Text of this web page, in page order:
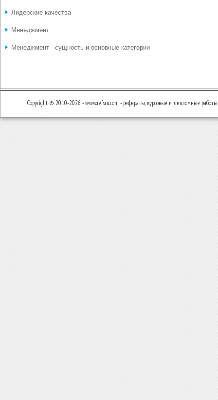
Лидерские качества
Менеджмент
Менеджмент - сущность и основные категории
Copyright © 2010-2026 - www.refsru.com - рефераты, курсовые и дипломные работы